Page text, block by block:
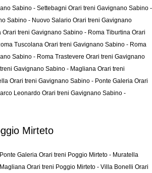
Sabino - Settebagni Orari treni Gavignano Sabino -
Sabino - Nuovo Salario Orari treni Gavignano
Orari treni Gavignano Sabino - Roma Tiburtina Orari
Tuscolana Orari treni Gavignano Sabino - Roma
Sabino - Roma Trastevere Orari treni Gavignano
Gavignano Sabino - Magliana Orari treni
Orari treni Gavignano Sabino - Ponte Galeria Orari
Leonardo Orari treni Gavignano Sabino -
Mirteto
Galeria Orari treni Poggio Mirteto - Muratella
Orari treni Poggio Mirteto - Villa Bonelli Orari